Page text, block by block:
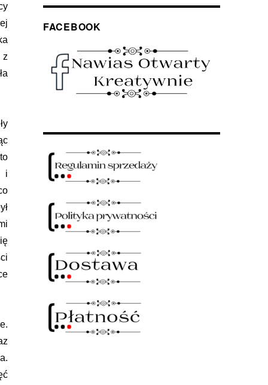
z
i
FACEBOOK